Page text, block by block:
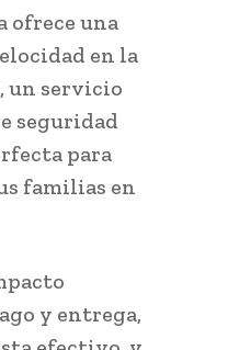
ofrece una
en la
un servicio
seguridad
para
familias en
y entrega,